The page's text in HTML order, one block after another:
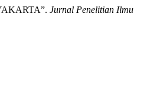
Jurnal Penelitian Ilmu